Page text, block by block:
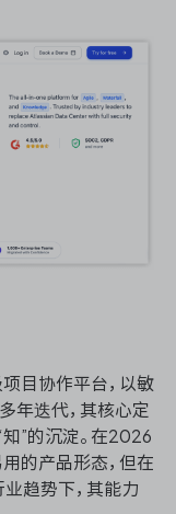
目协作平台，以敏
年迭代，其核心定
”的沉淀。在2026
的产品形态，但在
趋势下，其能力